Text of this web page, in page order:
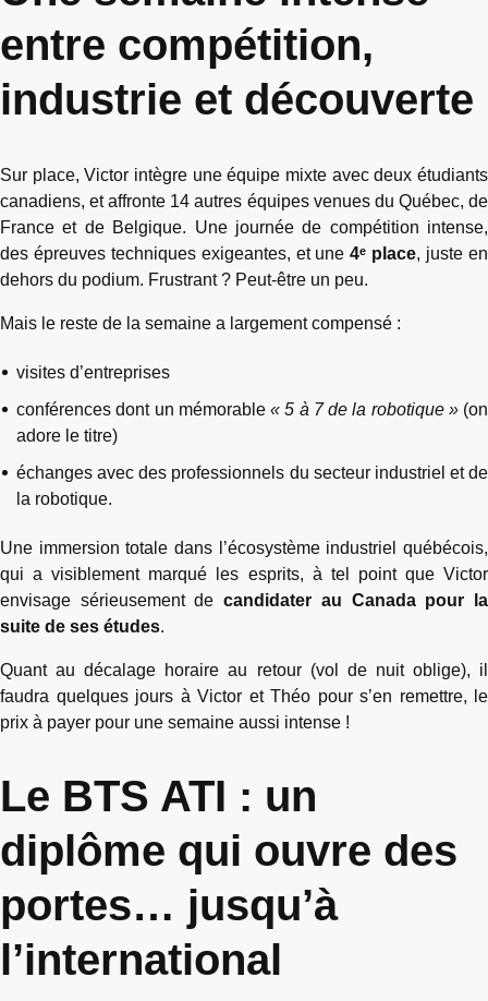
entre compétition,
industrie et découverte
Sur place, Victor intègre une équipe mixte avec deux étudiants
canadiens, et affronte 14 autres équipes venues du Québec, de
France et de Belgique. Une journée de compétition intense,
des épreuves techniques exigeantes, et une4ᵉ place, juste en
dehors du podium. Frustrant ? Peut-être un peu.
Mais le reste de la semaine a largement compensé :
visites d’entreprises
conférences dont un mémorable « 5 à 7 de la robotique »(on
adore le titre)
échanges avec des professionnels du secteur industriel et de
la robotique.
Une immersion totale dans l’écosystème industriel québécois,
qui a visiblement marqué les esprits, à tel point que Victor
envisage sérieusement decandidater au Canada pour la
suite de ses études.
Quant au décalage horaire au retour (vol de nuit oblige), il
faudra quelques jours à Victor et Théo pour s’en remettre, le
prix à payer pour une semaine aussi intense !
Le BTS ATI : un
diplôme qui ouvre des
portes… jusqu’à
l’international